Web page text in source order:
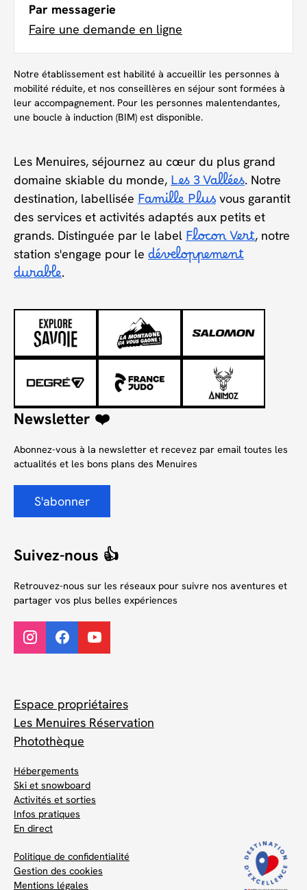
Par messagerie
Faire une demande en ligne
Notre établissement est habilité à accueillir les personnes à
mobilité réduite, et nos conseillères en séjour sont formées à
leur accompagnement. Pour les personnes malentendantes,
une boucle à induction (BIM) est disponible.
Les Menuires, séjournez au cœur du plus grand
domaine skiable du monde, Les 3 Vallées. Notre
destination, labellisée Famille Plus vous garantit
des services et activités adaptés aux petits et
grands. Distinguée par le label Flocon Vert, notre
station s'engage pour le développement
durable.
Newsletter ❤️
Abonnez-vous à la newsletter et recevez par email toutes les
actualités et les bons plans des Menuires
S'abonner
Suivez-nous 👍
Retrouvez-nous sur les réseaux pour suivre nos aventures et
partager vos plus belles expériences
Espace propriétaires
Les Menuires Réservation
Photothèque
Hébergements
Ski et snowboard
Activités et sorties
Infos pratiques
En direct
Politique de confidentialité
Gestion des cookies
Mentions légales